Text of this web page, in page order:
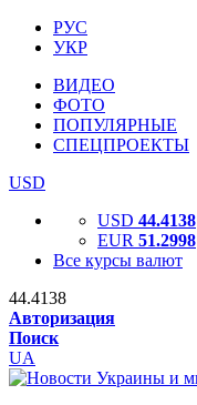
РУС
УКР
ВИДЕО
ФОТО
ПОПУЛЯРНЫЕ
СПЕЦПРОЕКТЫ
USD
USD 44.4138
EUR 51.2998
Все курсы валют
44.4138
Авторизация
Поиск
UA